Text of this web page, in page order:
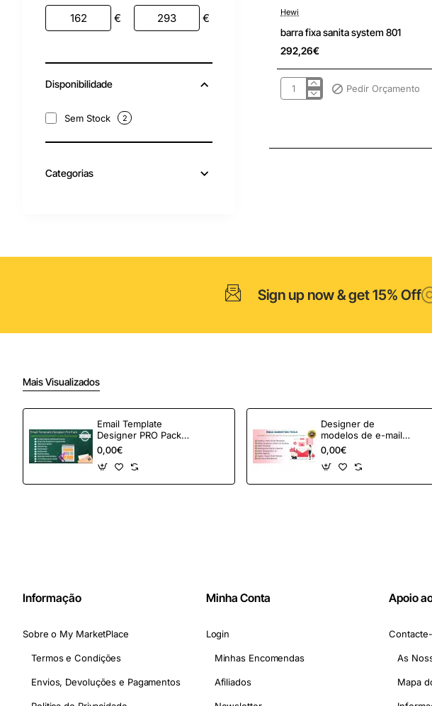
€ €
Disponibilidade
Sem Stock 2
Categorias
Sob Consulta
Hewi
barra fixa sanita system 801
292,26€
barra
Pedir Orçamento
Sign up now & get 15% Off
Mais Visualizados
Email Template
Designer PRO Pack –
Automação de e-
mail definitiva para
OpenCart
0,00€
Designer de
modelos de e-mail
OpenCart e
ferramentas de
marketing
0,00€
Informação
Sobre o My MarketPlace
Termos e Condições
Envios, Devoluções e Pagamentos
Minha Conta
Login
Minhas Encomendas
Afiliados
Apoio
As
Mapa